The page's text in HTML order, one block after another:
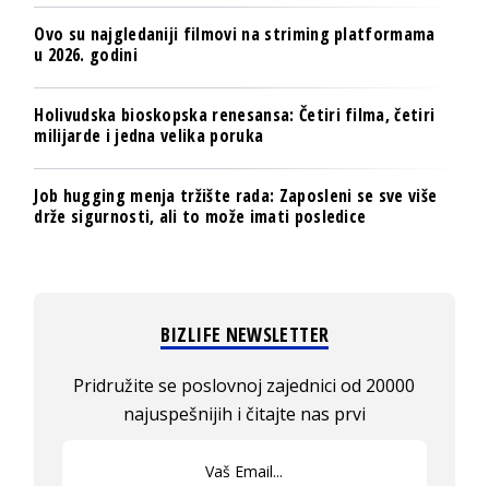
Ovo su najgledaniji filmovi na striming platformama
u 2026. godini
Holivudska bioskopska renesansa: Četiri filma, četiri
milijarde i jedna velika poruka
Job hugging menja tržište rada: Zaposleni se sve više
drže sigurnosti, ali to može imati posledice
BIZLIFE NEWSLETTER
Pridružite se poslovnoj zajednici od 20000
najuspešnijih i čitajte nas prvi